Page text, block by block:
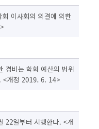
이사회의 의결에 의한
경비는 학회 예산의 범위
<개정 2019. 6. 14>
22일부터 시행한다. <개